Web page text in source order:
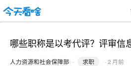
哪些职称是以考代评？评审信
人力资源和社会保障部 · 求职 · 2 月前